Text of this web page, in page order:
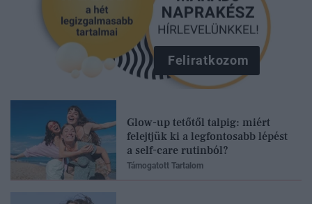
Feliratkozom
Glow-up tetőtől talpig: miért
felejtjük ki a legfontosabb lépést
a self-care rutinból?
Támogatott Tartalom